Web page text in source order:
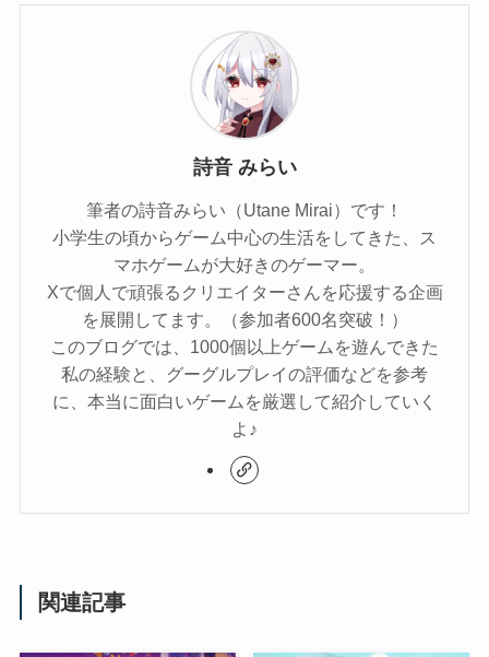
詩音 みらい
筆者の詩音みらい（Utane Mirai）です！
小学生の頃からゲーム中心の生活をしてきた、ス
マホゲームが大好きのゲーマー。
Xで個人で頑張るクリエイターさんを応援する企画
を展開してます。（参加者600名突破！）
このブログでは、1000個以上ゲームを遊んできた
私の経験と、グーグルプレイの評価などを参考
に、本当に面白いゲームを厳選して紹介していく
よ♪
関連記事